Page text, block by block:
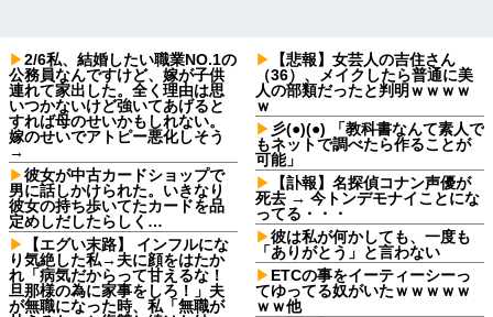
2/6私、結婚したい職業NO.1の
公務員なんですけど、嫁が子供
連れて家出した。全く理由は思
いつかないけど強いてあげると
すれば母のせいかもしれない。
嫁のせいでアトピー悪化しそう
→
彼女が中古カードショップで
男に話しかけられた。いきなり
彼女の持ち歩いてたカードを品
定めしだしたらしく…
【エグい末路】 インフルにな
り気絶した私→夫に顔をはたか
れ「病気だからって甘えるな！
旦那様の為に家事をしろ！」夫
が無職になった時、私「無職が
【悲報】女芸人の吉住さん
（36）、メイクしたら普通に美
人の部類だったと判明ｗｗｗｗ
ｗ
彡(●)(●) 「教科書なんて素人で
もネットで調べたら作ることが
可能」
【訃報】名探偵コナン声優が
死去 → 今トンデモナイことにな
ってる・・・
彼は私が何かしても、一度も
「ありがとう」と言わない
ETCの事をイーティーシーっ
てゆってる奴がいたｗｗｗｗｗ
ｗｗ他